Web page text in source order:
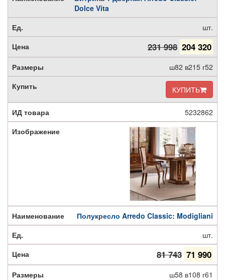
Dolce Vita
шт.
231 998 204 320
ш82 в215 г52
КУПИТЬ
5232862
Полукресло Arredo Classic: Modigliani
шт.
81 743 71 990
ш58 в108 г61